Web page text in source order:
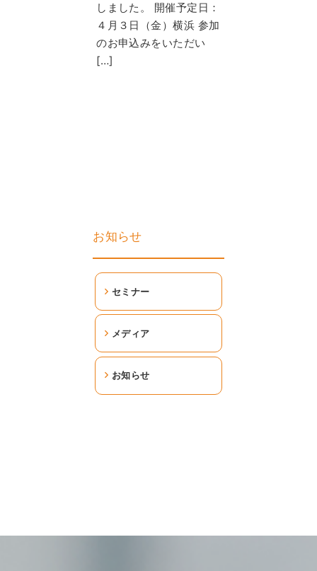
しました。 開催予定日：
４月３日（金）横浜 参加
のお申込みをいただい
[…]
お知らせ
セミナー
メディア
お知らせ